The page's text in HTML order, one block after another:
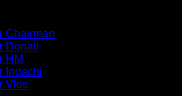
Chairman
Donati
HM
Indachi
Vios